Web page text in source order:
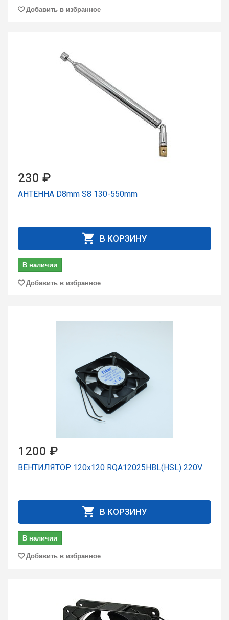
Добавить в избранное
230 ₽
АНТЕННА D8mm S8 130-550mm
В КОРЗИНУ
В наличии
Добавить в избранное
1200 ₽
ВЕНТИЛЯТОР 120x120 RQA12025HBL(HSL) 220V
В КОРЗИНУ
В наличии
Добавить в избранное